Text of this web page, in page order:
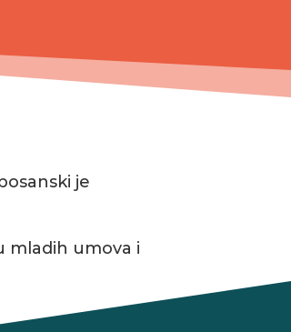
je
mladih umova i